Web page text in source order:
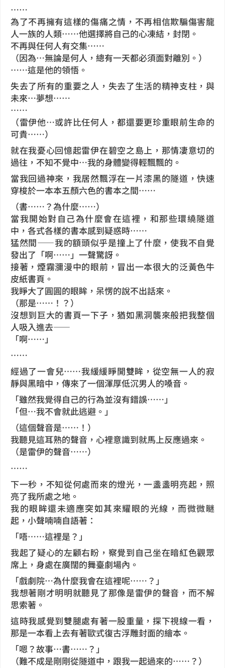
……
為了不再擁有這樣的傷痛之情，不再相信欺騙傷害龍
人一族的人類……他選擇將自己的心凍結，封閉。
不再與任何人有交集……
（因為…無論是何人，總有一天都必須面對離別。）
……這是他的領悟。
失去了所有的重要之人，失去了生活的精神支柱，與
未來…夢想……
……
（雷伊他…或許比任何人，都還要更珍重眼前生命的
可貴……）
就在我憂心回憶起雷伊在碧空之島上，那情凄意切的
過往，不知不覺中…我的身體變得輕飄飄的。
當我回過神來，我居然飄浮在一片漆黑的隧道，快速
穿梭於一本本五顏六色的書本之間……
（書……？為什麼……）
當我開始對自己為什麼會在這裡，和那些環繞隧道
中，各式各樣的書本感到疑惑時……
猛然間——我的額頭似乎是撞上了什麼，使我不自覺
發出了「啊……」一聲驚訝。
接著，煙霧瀰漫中的眼前，冒出一本很大的泛黃色牛
皮紙書頁。
我睜大了圓圓的眼眸，呆愣的說不出話來。
（那是……！？）
沒想到巨大的書頁一下子，猶如黑洞襲來般把我整個
人吸入進去——
「啊……」
……
經過了一會兒……我緩緩睜開雙眸，從空無一人的寂
靜與黑暗中，傳來了一個渾厚低沉男人的嗓音。
「雖然我覺得自己的行為並沒有錯誤……」
「但…我不會就此逃避。」
（這個聲音是……！）
我聽見這耳熟的聲音，心裡意識到就馬上反應過來。
（是雷伊的聲音……）
……
下一秒，不知從何處而來的燈光，一盞盞明亮起，照
亮了我所處之地。
我的眼眸還未適應突如其來耀眼的光線，而微微瞇
起，小聲喃喃自語著：
「唔……這裡是？」
我起了疑心的左顧右盼，察覺到自己坐在暗紅色觀眾
席上，身處在廣闊的舞臺劇場內。
「戲劇院…為什麼我會在這裡呢……？」
我想著剛才明明就聽見了那像是雷伊的聲音，而不解
思索著。
這時我感覺到雙腿處有著一股重量，探下視線一看，
那是一本看上去有著歐式復古浮雕封面的繪本。
「嗯？故事…書……？」
（難不成是剛剛從隧道中，跟我一起過來的……？）